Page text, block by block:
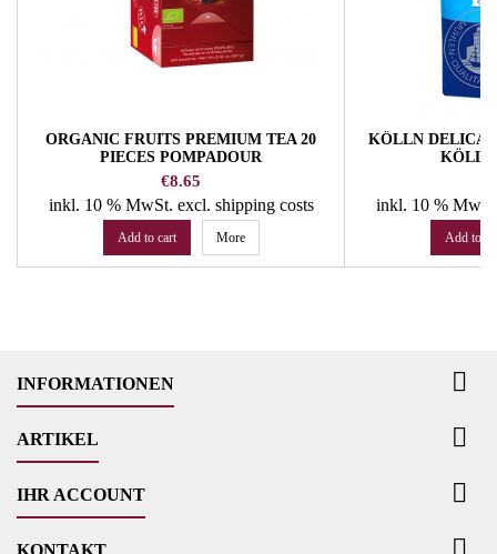
ORGANIC FRUITS PREMIUM TEA 20
PIECES POMPADOUR
Price
€8.65
inkl. 10 % MwSt. excl. shipping costs
Add to cart More
KÖLLN
inkl. 10 %
Add to
INFORMATIONEN 
ARTIKEL 
IHR ACCOUNT 
KONTAKT 